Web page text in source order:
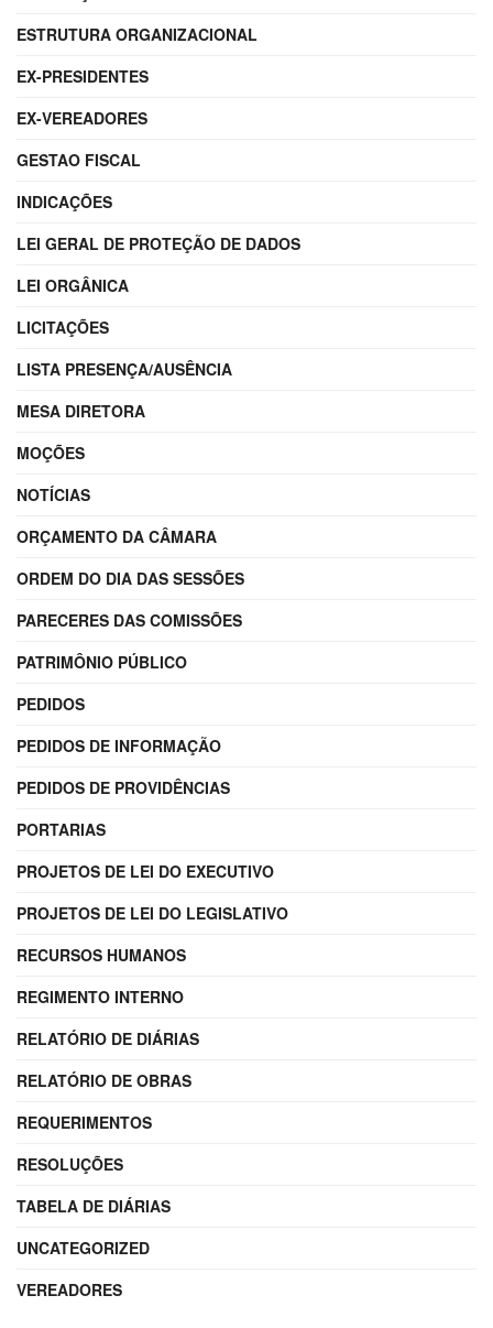
ESTRUTURA ORGANIZACIONAL
EX-PRESIDENTES
EX-VEREADORES
GESTAO FISCAL
INDICAÇÕES
LEI GERAL DE PROTEÇÃO DE DADOS
LEI ORGÂNICA
LICITAÇÕES
LISTA PRESENÇA/AUSÊNCIA
MESA DIRETORA
MOÇÕES
NOTÍCIAS
ORÇAMENTO DA CÂMARA
ORDEM DO DIA DAS SESSÕES
PARECERES DAS COMISSÕES
PATRIMÔNIO PÚBLICO
PEDIDOS
PEDIDOS DE INFORMAÇÃO
PEDIDOS DE PROVIDÊNCIAS
PORTARIAS
PROJETOS DE LEI DO EXECUTIVO
PROJETOS DE LEI DO LEGISLATIVO
RECURSOS HUMANOS
REGIMENTO INTERNO
RELATÓRIO DE DIÁRIAS
RELATÓRIO DE OBRAS
REQUERIMENTOS
RESOLUÇÕES
TABELA DE DIÁRIAS
UNCATEGORIZED
VEREADORES